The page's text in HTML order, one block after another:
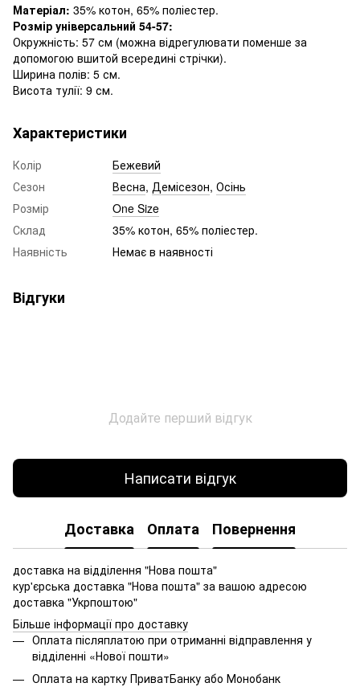
Матеріал: 35% котон, 65% поліестер.
Розмір універсальний 54-57:
Окружність: 57 см (можна відрегулювати поменше за
допомогою вшитой всередині стрічки).
Ширина полів: 5 см.
Висота тулії: 9 см.
Характеристики
Колір
Бежевий
Сезон
Весна, Демісезон, Осінь
Розмір
One Size
Склад
35% котон, 65% поліестер.
Наявність
Немає в наявності
Відгуки
Додайте перший відгук
Написати відгук
Доставка Оплата Повернення
доставка на відділення "Нова пошта"
кур'єрська доставка "Нова пошта" за вашою адресою
доставка "Укрпоштою"
Більше інформації про доставку
Оплата післяплатою при отриманні відправлення у
відділенні «Нової пошти»
Оплата на картку ПриватБанку або Монобанк